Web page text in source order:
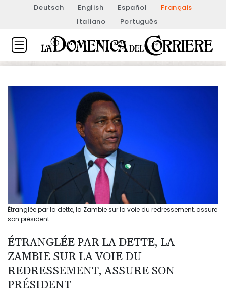
Deutsch English Español
Français
Italiano
Português
Étranglée par la dette, la Zambie sur la voie du redressement, assure
son président
ÉTRANGLÉE PAR LA DETTE, LA
ZAMBIE SUR LA VOIE DU
REDRESSEMENT, ASSURE SON
PRÉSIDENT